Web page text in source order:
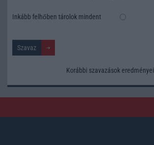
Inkább felhőben tárolok mindent
Korábbi szavazások eredményei